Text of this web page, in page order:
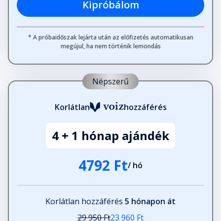
Kipróbálom
* A próbaidőszak lejárta után az előfizetés automatikusan
megújul, ha nem történik lemondás
Népszerű
Korlátlan hozzáférés
4 + 1 hónap ajándék
4792 Ft/ hó
Korlátlan hozzáférés 5 hónapon át
29 950 Ft23 960 Ft